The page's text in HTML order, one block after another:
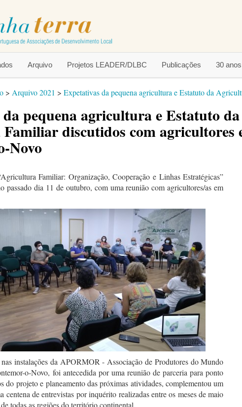
Arquivo Projetos LEADER/DLBC Publicações 30
> Arquivo 2021 > Expetativas da pequena agricultura e Estatuto da
pequena agricultura e Estatuto da
discutidos com agricultores
Novo
Familiar: Organização, Cooperação e Linhas Estratégicas”
passado dia 11 de outubro, com uma reunião com agricultores/as em
instalações da APORMOR - Associação de Produtores do Mundo
o-Novo, foi antecedida por uma reunião de parceria para ponto
do projeto e planeamento das próximas atividades, complementou um
centena de entrevistas por inquérito realizadas entre os meses de maio
todas as regiões do território continental.